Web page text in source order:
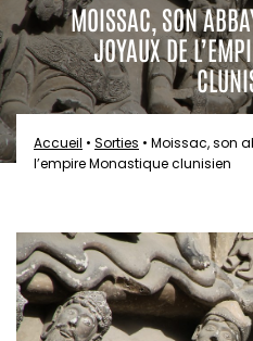
MOISSAC, SON
JOYAUX DE
Accueil • Sorties • Moissac, son
l’empire Monastique clunisien